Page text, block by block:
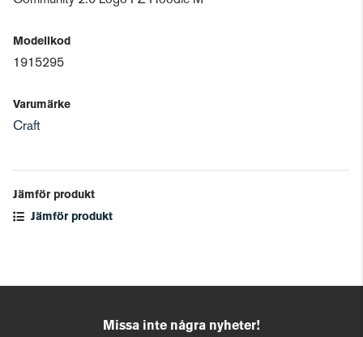
Modellkod
1915295
Varumärke
Craft
Jämför produkt
Jämför produkt
Missa inte några nyheter!